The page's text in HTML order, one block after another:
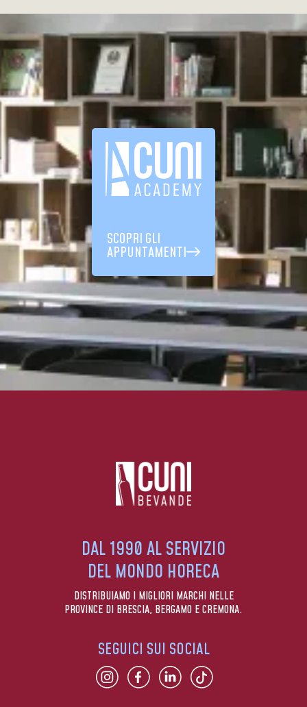
SCOPRI GLI
APPUNTAMENTI
DAL 1990 AL SERVIZIO
DEL MONDO HORECA
DISTRIBUIAMO I MIGLIORI MARCHI NELLE
PROVINCE DI BRESCIA, BERGAMO E CREMONA.
SEGUICI SUI SOCIAL